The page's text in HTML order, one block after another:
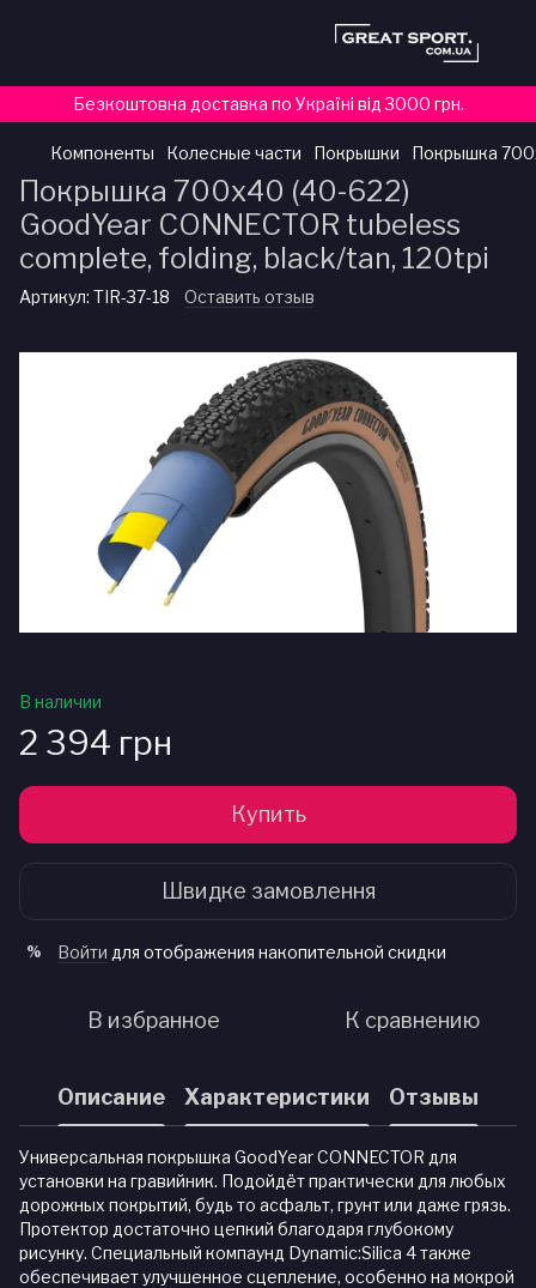
Безкоштовна доставка по Україні від 3000 грн.
Компоненты Колесные части Покрышки Покрышка
Покрышка 700x40 (40-622)
GoodYear CONNECTOR tubeless
complete, folding, black/tan, 120tpi
Артикул: TIR-37-18 Оставить отзыв
В наличии
2 394 грн
Купить
Швидке замовлення
% Войти для отображения накопительной скидки
В избранное К сравнению
Описание Характеристики Отзывы
Универсальная покрышка GoodYear CONNECTOR для
установки на гравийник. Подойдёт практически для любых
дорожных покрытий, будь то асфальт, грунт или даже грязь.
Протектор достаточно цепкий благодаря глубокому
рисунку. Специальный компаунд Dynamic:Silica 4 также
обеспечивает улучшенное сцепление, особенно на мокрой